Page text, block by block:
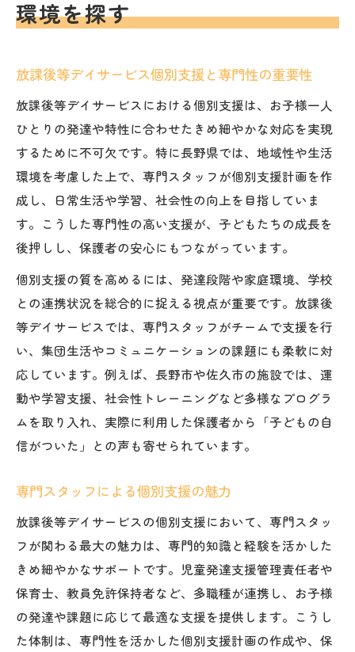
環境を探す
放課後等デイサービス個別支援と専門性の重要性
放課後等デイサービスにおける個別支援は、お子様一人
ひとりの発達や特性に合わせたきめ細やかな対応を実現
するために不可欠です。特に長野県では、地域性や生活
環境を考慮した上で、専門スタッフが個別支援計画を作
成し、日常生活や学習、社会性の向上を目指していま
す。こうした専門性の高い支援が、子どもたちの成長を
後押しし、保護者の安心にもつながっています。
個別支援の質を高めるには、発達段階や家庭環境、学校
との連携状況を総合的に捉える視点が重要です。放課後
等デイサービスでは、専門スタッフがチームで支援を行
い、集団生活やコミュニケーションの課題にも柔軟に対
応しています。例えば、長野市や佐久市の施設では、運
動や学習支援、社会性トレーニングなど多様なプログラ
ムを取り入れ、実際に利用した保護者から「子どもの自
信がついた」との声も寄せられています。
専門スタッフによる個別支援の魅力
放課後等デイサービスの個別支援において、専門スタッ
フが関わる最大の魅力は、専門的知識と経験を活かした
きめ細やかなサポートです。児童発達支援管理責任者や
保育士、教員免許保持者など、多職種が連携し、お子様
の発達や課題に応じて最適な支援を提供します。こうし
た体制は、専門性を活かした個別支援計画の作成や、保